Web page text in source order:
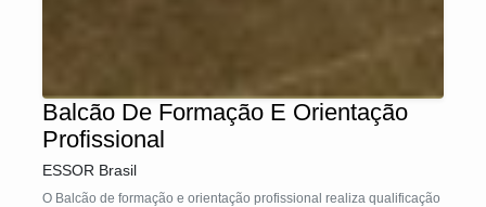
Balcão De Formação E Orientação
Profissional
ESSOR Brasil
O Balcão de formação e orientação profissional realiza qualificação